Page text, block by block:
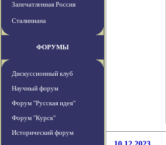
Запечатленная Россия
Сталиниана
ФОРУМЫ
Дискуссионный клуб
Научный форум
Форум "Русская идея"
Форум "Курск"
Исторический форум